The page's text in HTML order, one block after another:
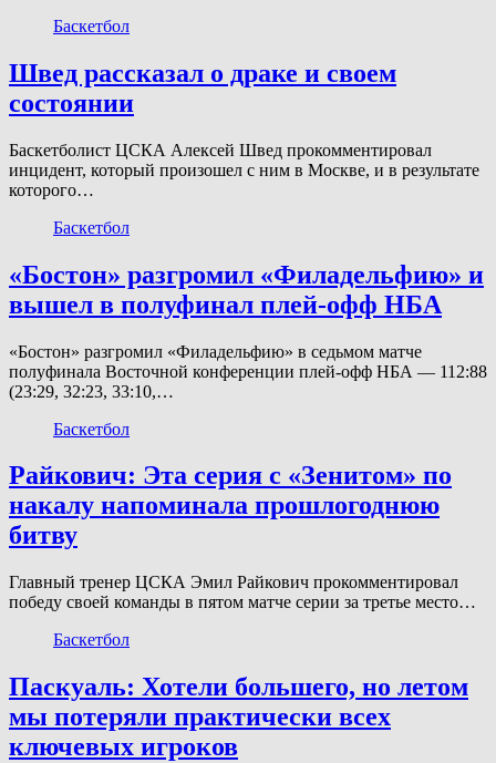
Баскетбол
Швед рассказал о драке и своем
состоянии
Баскетболист ЦСКА Алексей Швед прокомментировал
инцидент, который произошел с ним в Москве, и в результате
которого…
Баскетбол
«Бостон» разгромил «Филадельфию» и
вышел в полуфинал плей-офф НБА
«Бостон» разгромил «Филадельфию» в седьмом матче
полуфинала Восточной конференции плей-офф НБА — 112:88
(23:29, 32:23, 33:10,…
Баскетбол
Райкович: Эта серия с «Зенитом» по
накалу напоминала прошлогоднюю
битву
Главный тренер ЦСКА Эмил Райкович прокомментировал
победу своей команды в пятом матче серии за третье место…
Баскетбол
Паскуаль: Хотели большего, но летом
мы потеряли практически всех
ключевых игроков